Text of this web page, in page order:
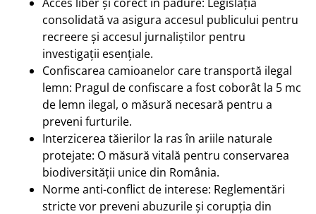
consolidată va asigura accesul publicului pentru
recreere și accesul jurnaliștilor pentru
investigații esențiale.
Confiscarea camioanelor care transportă ilegal
lemn: Pragul de confiscare a fost coborât la 5 mc
de lemn ilegal, o măsură necesară pentru a
preveni furturile.
Interzicerea tăierilor la ras în ariile naturale
protejate: O măsură vitală pentru conservarea
biodiversității unice din România.
Norme anti-conflict de interese: Reglementări
stricte vor preveni abuzurile și corupția din